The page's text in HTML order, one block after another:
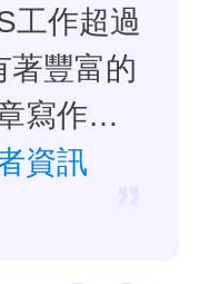
工作超過
著豐富的
寫作經
，寫過
資訊